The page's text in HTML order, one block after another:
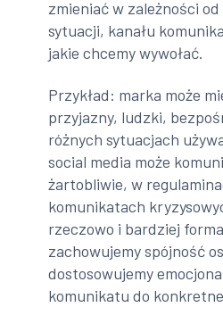
zmieniać w zależności
sytuacji, kanału
jakie chcemy wywołać.
Przykład: marka może
przyjazny, ludzki,
różnych sytuacjach
social media może
żartobliwie, w
komunikatach
rzeczowo i bardziej
zachowujemy spójność
dostosowujemy
komunikatu do